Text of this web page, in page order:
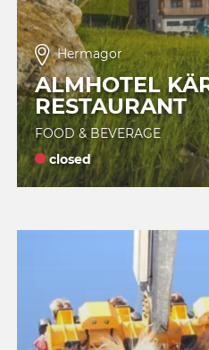
Hermagor
ALMHOTEL
RESTAURANT
FOOD & BEVERAGE
closed